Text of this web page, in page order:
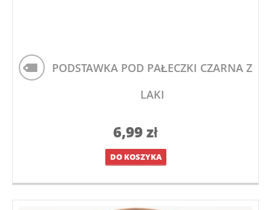
PODSTAWKA POD PAŁECZKI CZARNA Z
LAKI
6,99zł
DO KOSZYKA